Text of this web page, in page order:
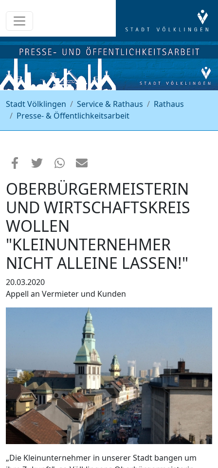
Stadt Völklingen Service & Rathaus
Rathaus
Presse- & Öffentlichkeitsarbeit
OBERBÜRGERMEISTERIN
UND WIRTSCHAFTSKREIS
WOLLEN
"KLEINUNTERNEHMER
NICHT ALLEINE LASSEN!"
20.03.2020
Appell an Vermieter und Kunden
„Die Kleinunternehmer in unserer Stadt bangen um